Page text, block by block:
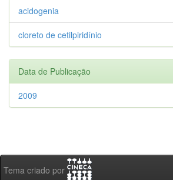
acidogenia
cloreto de cetilpiridínio
Data de Publicação
2009
Tema criado por